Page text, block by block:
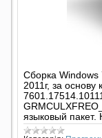
Cборка Windows
2011г, за
языковый пакет.